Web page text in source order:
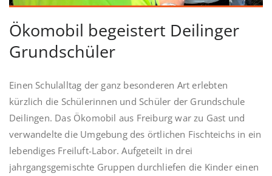
Ökomobil begeistert Deilinger
Grundschüler
Einen Schulalltag der ganz besonderen Art erlebten
kürzlich die Schülerinnen und Schüler der Grundschule
Deilingen. Das Ökomobil aus Freiburg war zu Gast und
verwandelte die Umgebung des örtlichen Fischteichs in ein
lebendiges Freiluft-Labor. Aufgeteilt in drei
jahrgangsgemischte Gruppen durchliefen die Kinder einen